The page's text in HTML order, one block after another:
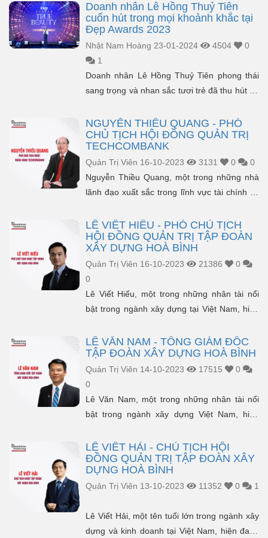
Doanh nhân Lê Hồng Thuỷ Tiên
cuốn hút trong mọi khoảnh khắc tại
Đẹp Awards 2023
Nhật Nam Hoàng 23-01-2024 4504
0
1
Doanh nhân Lê Hồng Thuỷ Tiên phong thái
sang trọng và nhan sắc tươi trẻ đã thu hút sự
NGUYỄN THIỀU QUANG - PHÓ
CHỦ TỊCH HỘI ĐỒNG QUẢN TRỊ
TECHCOMBANK
Quản Trị Viên 16-10-2023 3131 0
0
Nguyễn Thiều Quang, một trong những nhà
lãnh đạo xuất sắc trong lĩnh vực tài chính và
Hội Đồn...
LÊ VIẾT HIẾU - PHÓ CHỦ TỊCH
HỘI ĐỒNG QUẢN TRỊ TẬP ĐOÀN
XÂY DỰNG HOÀ BÌNH
Quản Trị Viên 16-10-2023 21386
0
0
Lê Viết Hiếu, một trong những nhân tài nổi
bật trong ngành xây dựng tại Việt Nam, hiện
Trị tại Tập Đoàn...
LÊ VĂN NAM - TỔNG GIÁM ĐỐC
TẬP ĐOÀN XÂY DỰNG HOÀ BÌNH
Quản Trị Viên 14-10-2023 17515
0
0
Lê Văn Nam, một trong những nhân tài nổi
bật trong ngành xây dựng Việt Nam, hiện
đoàn Xây Dựng H&og...
LÊ VIẾT HẢI - CHỦ TỊCH HỘI
ĐỒNG QUẢN TRỊ TẬP ĐOÀN XÂY
DỰNG HOÀ BÌNH
Quản Trị Viên 13-10-2023 11352 0 1
Lê Viết Hải, một tên tuổi lớn trong ngành xây
dựng và kinh doanh tại Việt Nam, hiện đang